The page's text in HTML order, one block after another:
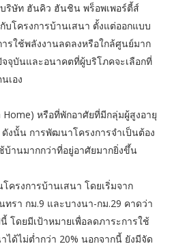
ริษัท ฮันคิว ฮันชิน พร็อพเพอร์ตี้ส์
โครงการบ้านเสนา ตั้งแต่ออกแบบ
รใช้พลังงานลดลงหรือใกล้ศูนย์มาก
จุบันและอนาคตที่ผู้บริโภคจะเลือกที่
เอง
หรือที่พักอาศัยที่มีกลุ่มผู้สูงอายุ
งนั้น การพัฒนาโครงการจำเป็นต้อง
านมากกว่าที่อยู่อาศัยมากยิ่งขึ้น
ครงการบ้านเสนา โดยเริ่มจาก
ทรา กม.9 และบางนา-กม.29 คาดว่า
โดยมีเป้าหมายเพื่อลดภาระการใช้
ได้ไม่ต่ำกว่า 20% นอกจากนี้ ยังมีจัด